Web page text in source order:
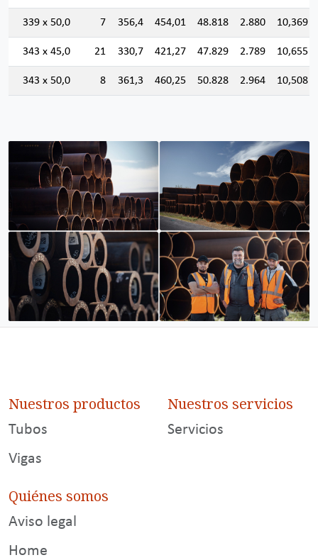
339 x 50,0 7 356,4 454,01 48.818 2.880 10,369
343 x 45,0 21 330,7 421,27 47.829 2.789 10,655
343 x 50,0 8 361,3 460,25 50.828 2.964 10,508
Nuestros productos
Tubos
Vigas
Nuestros servicios
Servicios
Quiénes somos
Aviso legal
Home